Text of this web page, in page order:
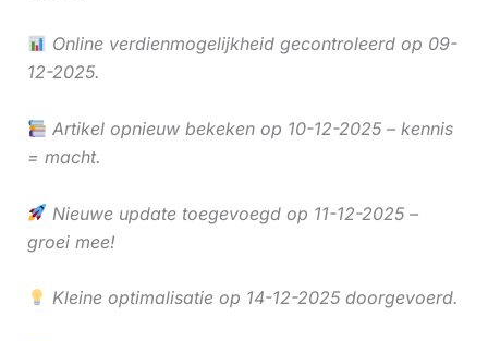
Online verdienmogelijkheid gecontroleerd op 09-
12-2025.
Artikel opnieuw bekeken op 10-12-2025 – kennis
= macht.
Nieuwe update toegevoegd op 11-12-2025 –
groei mee!
Kleine optimalisatie op 14-12-2025 doorgevoerd.